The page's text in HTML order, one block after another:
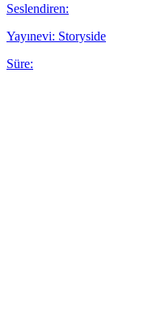
Seslendiren:
Yayınevi: Storyside
Süre: